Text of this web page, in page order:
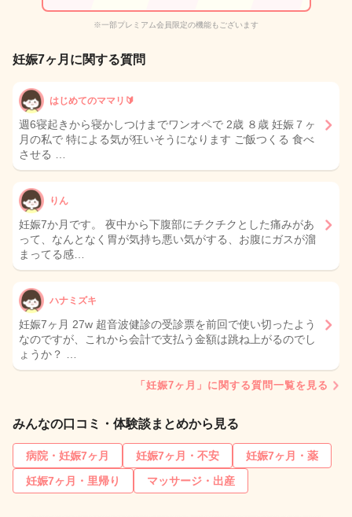
※一部プレミアム会員限定の機能もございます
妊娠7ヶ月に関する質問
はじめてのママリ🔰
週6寝起きから寝かしつけまでワンオペで 2歳 ８歳 妊娠７ヶ
月の私で 特による気が狂いそうになります ご飯つくる 食べ
させる …
りん
妊娠7か月です。 夜中から下腹部にチクチクとした痛みがあ
って、なんとなく胃が気持ち悪い気がする、お腹にガスが溜
まってる感…
ハナミズキ
妊娠7ヶ月 27w 超音波健診の受診票を前回で使い切ったよう
なのですが、これから会計で支払う金額は跳ね上がるのでし
ょうか？ …
「妊娠7ヶ月」に関する質問一覧を見る
みんなの口コミ・体験談まとめから見る
病院・妊娠7ヶ月 妊娠7ヶ月・不安
妊娠7ヶ月・薬
妊娠7ヶ月・里帰り
マッサージ・出産